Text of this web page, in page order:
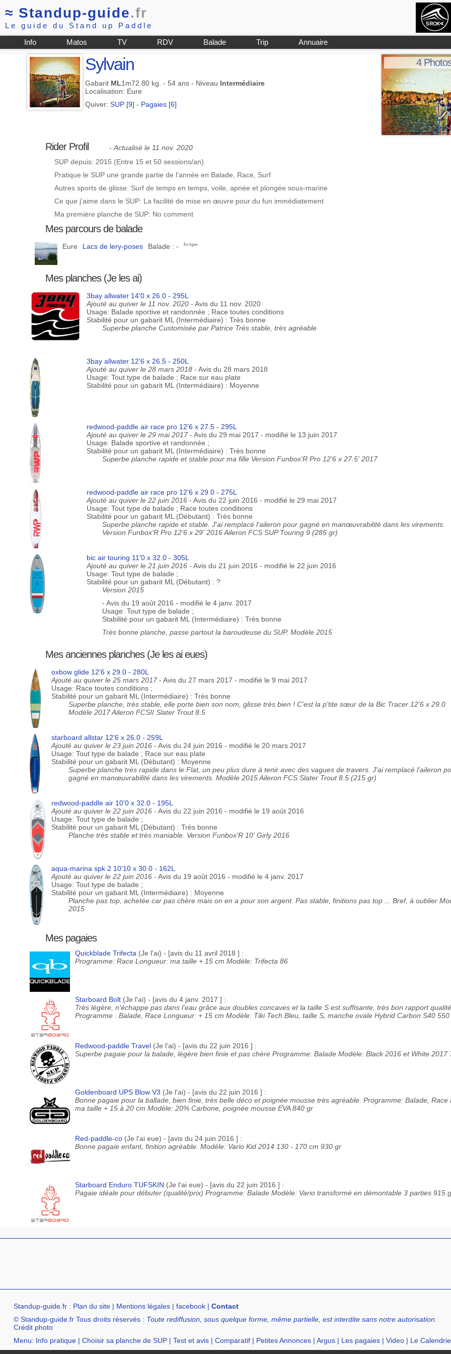
≈ Standup-guide.fr
Le guide du Stand up Paddle
Info Matos TV RDV Balade Trip Annuaire
4
Sylvain
Gabarit ML1m72 80 kg. - 54 ans - Niveau Intermédiaire
Localisation: Eure
Quiver: SUP [9] - Pagaies [6]
Rider Profil - Actualisé le 11 nov. 2020
SUP depuis: 2015 (Entre 15 et 50 sessions/an)
Pratique le SUP une grande partie de l'année en Balade, Race, Surf
Autres sports de glisse: Surf de temps en temps, voile, apnée et plongée sous-marine
Ce que j'aime dans le SUP: La facilité de mise en œuvre pour du fun immédiatement
Ma première planche de SUP: No comment
Mes parcours de balade
Eure Lacs de lery-poses Balade : - En ligne
Mes planches (Je les ai)
3bay allwater 14'0 x 26.0 - 295L
Ajouté au quiver le 11 nov. 2020 - Avis du 11 nov. 2020
Usage: Balade sportive et randonnée ; Race toutes conditions
Stabilité pour un gabarit ML (Intermédiaire) : Très bonne
Superbe planche Customisée par Patrice Très stable, très agréable
3bay allwater 12'6 x 26.5 - 250L
Ajouté au quiver le 28 mars 2018 - Avis du 28 mars 2018
Usage: Tout type de balade ; Race sur eau plate
Stabilité pour un gabarit ML (Intermédiaire) : Moyenne
redwood-paddle air race pro 12'6 x 27.5 - 295L
Ajouté au quiver le 29 mai 2017 - Avis du 29 mai 2017 - modifié le 13 juin 2017
Usage: Balade sportive et randonnée ;
Stabilité pour un gabarit ML (Intermédiaire) : Très bonne
Superbe planche rapide et stable pour ma fille Version Funbox'R Pro 12'6 x 27.5' 2017
redwood-paddle air race pro 12'6 x 29.0 - 275L
Ajouté au quiver le 22 juin 2016 - Avis du 22 juin 2016 - modifié le 29 mai 2017
Usage: Tout type de balade ; Race toutes conditions
Stabilité pour un gabarit ML (Débutant) : Très bonne
Superbe planche rapide et stable. J'ai remplacé l'aileron pour gagné en manœuvrabilité dans les virements.
Version Funbox'R Pro 12'6 x 29' 2016 Aileron FCS SUP Touring 9 (285 gr)
bic air touring 11'0 x 32.0 - 305L
Ajouté au quiver le 21 juin 2016 - Avis du 21 juin 2016 - modifié le 22 juin 2016
Usage: Tout type de balade ;
Stabilité pour un gabarit ML (Débutant) : ?
Version 2015
- Avis du 19 août 2016 - modifié le 4 janv. 2017
Usage: Tout type de balade ;
Stabilité pour un gabarit ML (Intermédiaire) : Très bonne
Très bonne planche, passe partout la baroudeuse du SUP. Modèle 2015
Mes anciennes planches (Je les ai eues)
oxbow glide 12'6 x 29.0 - 280L
Ajouté au quiver le 25 mars 2017 - Avis du 27 mars 2017 - modifié le 9 mai 2017
Usage: Race toutes conditions ;
Stabilité pour un gabarit ML (Intermédiaire) : Très bonne
Superbe planche, très stable, elle porte bien son nom, glisse très bien ! C'est la p'tite sœur de la Bic Tracer 12'6 x 29.0
Modèle 2017 Aileron FCSII Slater Trout 8.5
starboard allstar 12'6 x 26.0 - 259L
Ajouté au quiver le 23 juin 2016 - Avis du 24 juin 2016 - modifié le 20 mars 2017
Usage: Tout type de balade ; Race sur eau plate
Stabilité pour un gabarit ML (Débutant) : Moyenne
Superbe planche très rapide dans le Flat, un peu plus dure à tenir avec des vagues de travers. J'ai remplacé l'aileron
gagné en manœuvrabilité dans les virements. Modèle 2015 Aileron FCS Slater Trout 8.5 (215 gr)
redwood-paddle air 10'0 x 32.0 - 195L
Ajouté au quiver le 22 juin 2016 - Avis du 22 juin 2016 - modifié le 19 août 2016
Usage: Tout type de balade ;
Stabilité pour un gabarit ML (Débutant) : Très bonne
Planche très stable et très maniable. Version Funbox'R 10' Girly 2016
aqua-marina spk 2 10'10 x 30.0 - 162L
Ajouté au quiver le 22 juin 2016 - Avis du 19 août 2016 - modifié le 4 janv. 2017
Usage: Tout type de balade ;
Stabilité pour un gabarit ML (Intermédiaire) : Moyenne
Planche pas top, achetée car pas chère mais on en a pour son argent. Pas stable, finitions pas top ... Bref, à oublier
2015
Mes pagaies
Quickblade Trifecta (Je l'ai) - [avis du 11 avril 2018 ] :
Programme: Race Longueur: ma taille + 15 cm Modèle: Trifecta 86
Starboard Bolt(Je l'ai) - [avis du 4 janv. 2017 ] :
Très légère, n'échappe pas dans l'eau grâce aux doubles concaves et la taille S est suffisante, très bon rapport
Programme : Balade, Race Longueur: + 15 cm Modèle: Tiki Tech Bleu, taille S, manche ovale Hybrid Carbon S40 550
Redwood-paddle Travel(Je l'ai) - [avis du 22 juin 2016 ] :
Superbe pagaie pour la balade, légère bien finie et pas chère Programme: Balade Modèle: Black 2016 et White 2017
Goldenboard UPS Blow V3 (Je l'ai) - [avis du 22 juin 2016 ] :
Bonne pagaie pour la ballade, bien finie, très belle déco et poignée mousse très agréable. Programme: Balade, Race
ma taille + 15 à 20 cm Modèle: 20% Carbone, poignée mousse EVA 840 gr
Red-paddle-co (Je l'ai eue) - [avis du 24 juin 2016 ] :
Bonne pagaie enfant, finition agréable. Modèle: Vario Kid 2014 130 - 170 cm 930 gr
Starboard Enduro TUFSKIN (Je l'ai eue) - [avis du 22 juin 2016 ] :
Pagaie idéale pour débuter (qualité/prix) Programme: Balade Modèle: Vario transformé en démontable 3 parties 915
Standup-guide.fr: Plan du site| Mentions légales| facebook| Contact
© Standup-guide.fr Tous droits réservés : Toute rediffusion, sous quelque forme, même partielle, est interdite sans notre autorisation.
Crédit photo
Menu: Info pratique| Choisir sa planche de SUP| Test et avis| Comparatif| Petites Annonces| Argus| Les pagaies| Video| Le